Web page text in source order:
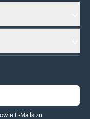
Mails zu Bewertungen von
E-Mails zu